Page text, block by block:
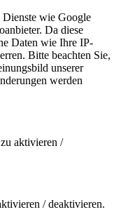
Dienste wie Google
Da diese
Daten wie Ihre IP-
Bitte beachten Sie,
unserer
werden
aktivieren /
/ deaktivieren.